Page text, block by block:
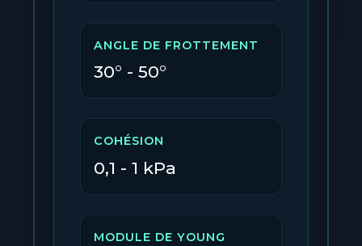
ANGLE DE FROTTEMENT
30° - 50°
COHÉSION
0,1 - 1 kPa
MODULE DE YOUNG